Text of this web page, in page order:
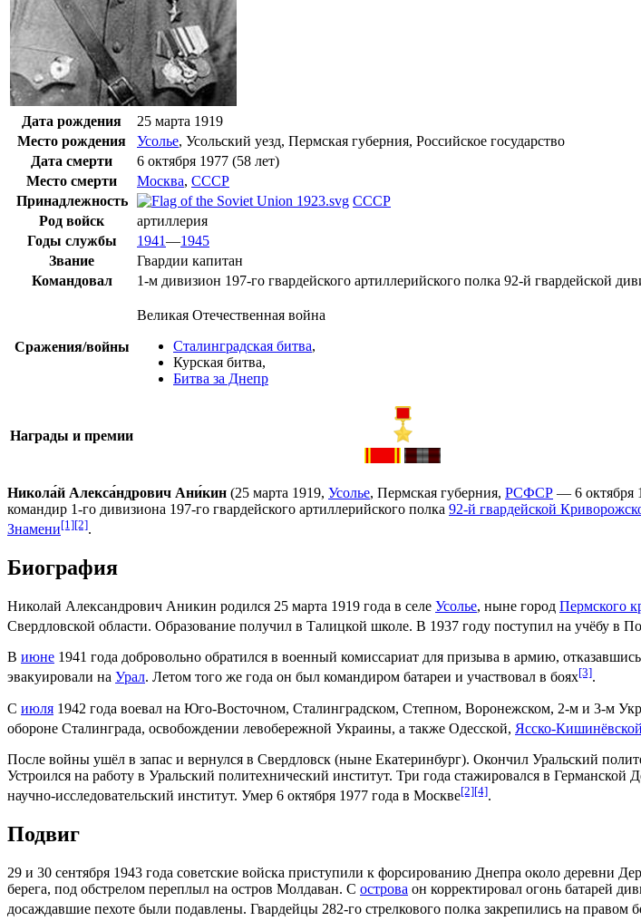
Дата рождения 25 марта 1919
Место рождения
Усолье, Усольский уезд, Пермская губерния, Российское государство
Дата смерти
6 октября 1977 (58 лет)
Место смерти
Москва, СССР
Принадлежность
СССР
Род войск
артиллерия
Годы службы
1941—1945
Звание
Гвардии капитан
Командовал
1-м дивизион 197-го гвардейского артиллерийского полка 92-й гвардейской
Сражения/войны
Великая Отечественная война
Сталинградская битва,
Курская битва,
Битва за Днепр
Награды и премии
Никола́й Алекса́ндрович Ани́кин (25 марта 1919, Усолье, Пермская губерния, РСФСР — 6 октября
командир 1-го дивизиона 197-го гвардейского артиллерийского полка 92-й гвардейской
Знамени[1][2].
Биография
Николай Александрович Аникин родился 25 марта 1919 года в селе Усолье, ныне город Пермского
Свердловской области. Образование получил в Талицкой школе. В 1937 году поступил на учёбу в
В июне 1941 года добровольно обратился в военный комиссариат для призыва в армию,
эвакуировали на Урал. Летом того же года он был командиром батареи и участвовал в боях[3].
С июля 1942 года воевал на Юго-Восточном, Сталинградском, Степном, Воронежском, 2-м и 3-м
обороне Сталинграда, освобождении левобережной Украины, а также Одесской, Ясско-Кишинёвской
После войны ушёл в запас и вернулся в Свердловск (ныне Екатеринбург). Окончил Уральский
Устроился на работу в Уральский политехнический институт. Три года стажировался в Германской
научно-исследовательский институт. Умер 6 октября 1977 года в Москве[2][4].
Подвиг
29 и 30 сентября 1943 года советские войска приступили к форсированию Днепра около деревни
берега, под обстрелом переплыл на остров Молдаван. С острова он корректировал огонь батарей
досаждавшие пехоте были подавлены. Гвардейцы 282-го стрелкового полка закрепились на правом